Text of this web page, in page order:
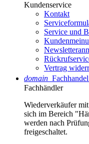
Kundenservice
Kontakt
Service und
Vertrag
domain
Fachhändler
Wiederverkäufer
sich im Bereich
werden nach
freigeschaltet.